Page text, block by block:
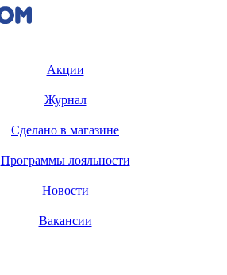
Акции
Журнал
Сделано в магазине
Программы лояльности
Новости
Вакансии